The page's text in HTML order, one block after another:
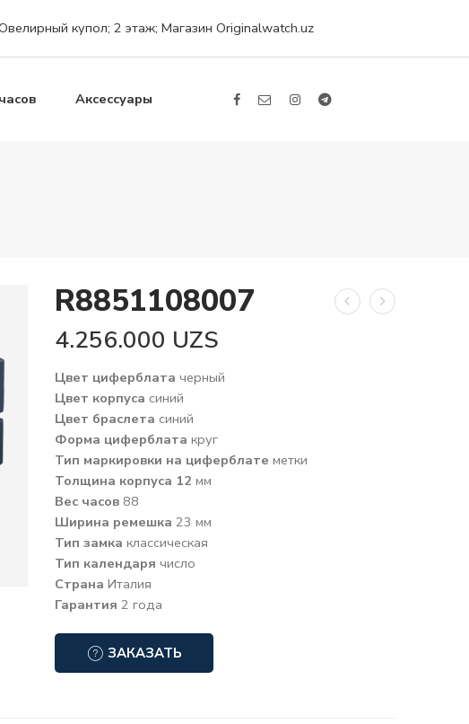
купол; 2 этаж; Магазин Originalwatch.uz
Аксессуары
R8851108007
4.256.000 UZS
Цвет циферблата черный
Цвет корпуса синий
Цвет браслета синий
Форма циферблата круг
Тип маркировки на циферблате метки
Толщина корпуса 12 мм
Вес часов 88
Ширина ремешка 23 мм
Тип замка классическая
Тип календаря число
Страна Италия
Гарантия 2 года
ЗАКАЗАТЬ